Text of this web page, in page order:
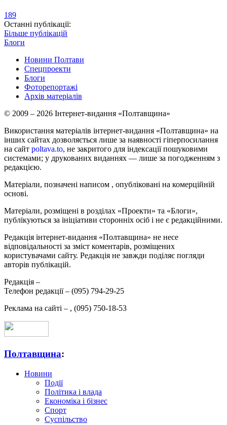
189
Останні публікації:
Більше публікацій
Блоги
Новини Полтави
Спецпроекти
Блоги
Фоторепортажі
Архів матеріалів
© 2009 – 2026 Інтернет-видання «Полтавщина»
Використання матеріалів інтернет-видання «Полтавщина» на
інших сайтах дозволяється лише за наявності гіперпосилання
на сайт poltava.to, не закритого для індексації пошуковими
системами; у друкованих виданнях — лише за погодженням з
редакцією.
Матеріали, позначені написом , опубліковані на комерційній
основі.
Матеріали, розміщені в розділах «Проекти» та «Блоги»,
публікуються за ініціативи сторонніх осіб і не є редакційними.
Редакція інтернет-видання «Полтавщина» не несе
відповідальності за зміст коментарів, розміщених
користувачами сайту. Редакція не завжди поділяє погляди
авторів публікацій.
Редакція –
Телефон редакції – (095) 794-29-25
Реклама на сайті – , (095) 750-18-53
Полтавщина:
Новини
Події
Політика і влада
Економіка і бізнес
Спорт
Суспільство